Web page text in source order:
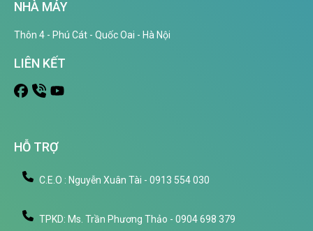
NHÀ MÁY
Thôn 4 - Phú Cát - Quốc Oai - Hà Nội
LIÊN KẾT
HỖ TRỢ
C.E.O : Nguyễn Xuân Tài - 0913 554 030
TPKD: Ms. Trần Phương Thảo - 0904 698 379